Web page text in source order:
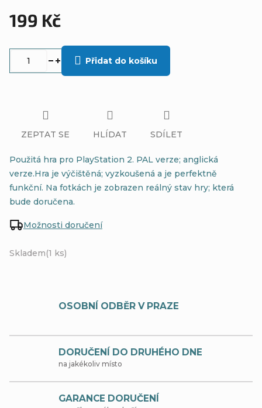
199 Kč
Skladem(1 ks)
Možnosti doručení
Přidat do košíku
Použitá hra pro PlayStation 2. PAL verze; anglická
verze.Hra je výčištěná; vyzkoušená a je perfektně
funkční. Na fotkách je zobrazen reálný stav hry; která
bude doručena.
ZEPTAT SE HLÍDAT SDÍLET
OSOBNÍ ODBĚR V PRAZE
DORUČENÍ DO DRUHÉHO DNE
na jakékoliv místo
GARANCE DORUČENÍ